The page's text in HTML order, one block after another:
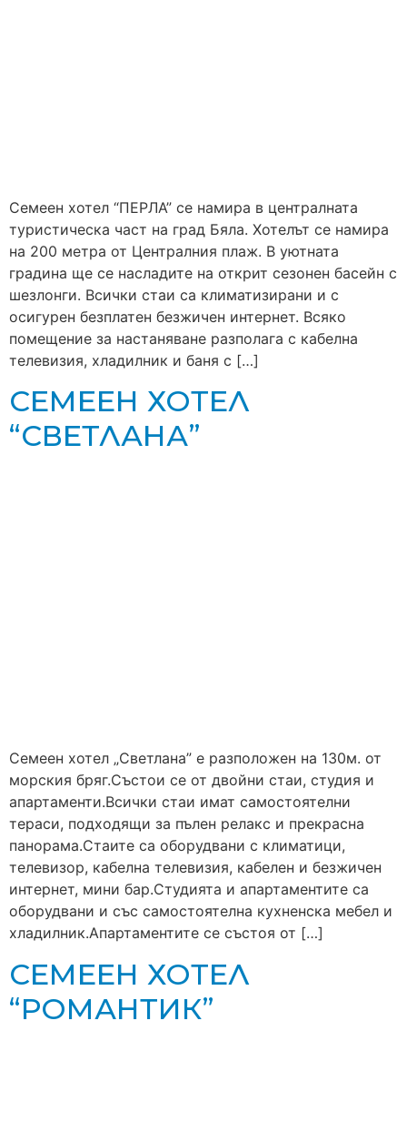
Семеен хотел “ПЕРЛА” се намира в централната
туристическа част на град Бяла. Хотелът се намира
на 200 метра от Централния плаж. В уютната
градина ще се насладите на открит сезонен басейн с
шезлонги. Всички стаи са климатизирани и с
осигурен безплатен безжичен интернет. Всяко
помещение за настаняване разполага с кабелна
телевизия, хладилник и баня с […]
СЕМЕЕН ХОТЕЛ
“СВЕТЛАНА”
Семеен хотел „Светлана” е разположен на 130м. от
морския бряг.Състои се от двойни стаи, студия и
апартаменти.Всички стаи имат самостоятелни
тераси, подходящи за пълен релакс и прекрасна
панорама.Стаите са оборудвани с климатици,
телевизор, кабелна телевизия, кабелен и безжичен
интернет, мини бар.Студията и апартаментите са
оборудвани и със самостоятелна кухненска мебел и
хладилник.Апартаментите се състоя от […]
СЕМЕЕН ХОТЕЛ
“РОМАНТИК”